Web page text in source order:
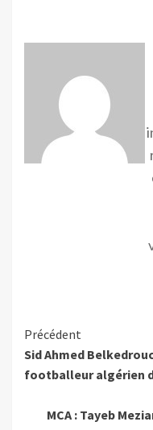
Précédent
Sid Ahmed
footballeur algérien
MCA : Tayeb